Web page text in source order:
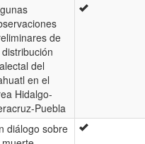
de
distribución
del
en el
Hidalgo-
Puebla
diálogo sobre